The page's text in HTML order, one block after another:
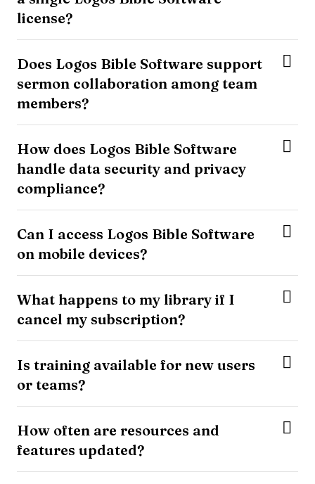
license?
Does Logos Bible Software support
sermon collaboration among team
members?
How does Logos Bible Software
handle data security and privacy
compliance?
Can I access Logos Bible Software
on mobile devices?
What happens to my library if I
cancel my subscription?
Is training available for new users
or teams?
How often are resources and
features updated?